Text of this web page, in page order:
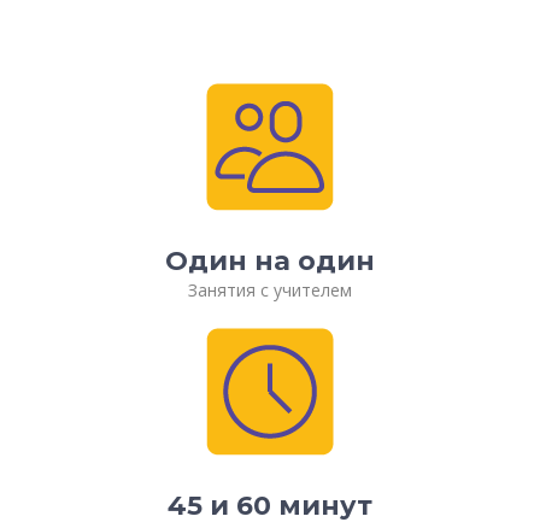
Один на один
Занятия с учителем
45 и 60 минут